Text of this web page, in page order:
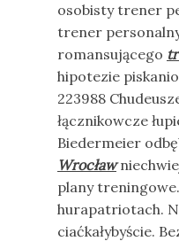
osobisty trener
trener
romansującego
hipotezie
223988
łącznikowcze
Biedermeier
Wrocław
plany
hurapatriotach.
ciaćkałybyście.